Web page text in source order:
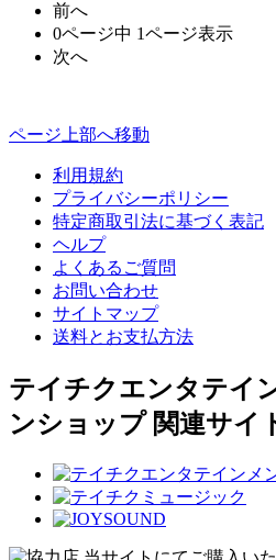
前へ
0ページ中 1ページ表示
次へ
ページ上部へ移動
利用規約
プライバシーポリシー
特定商取引法に基づく表記
ヘルプ
よくあるご質問
お問い合わせ
サイトマップ
送料とお支払方法
テイチクエンタテイ
ンショップ 関連サイ